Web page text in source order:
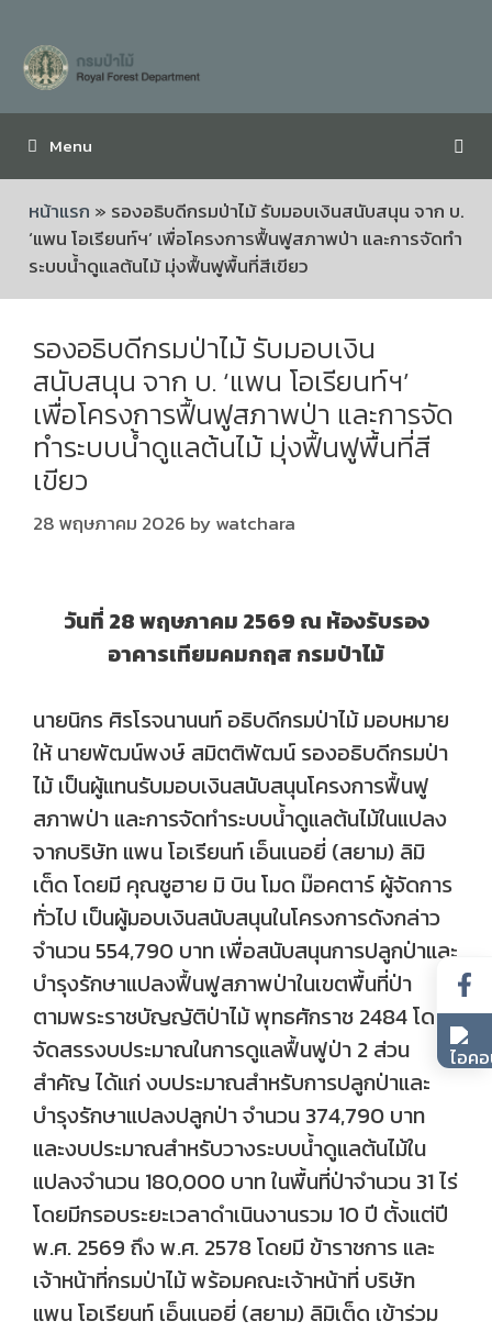
Menu
หน้าแรก » รองอธิบดีกรมป่าไม้ รับมอบเงินสนับสนุน จาก บ.
‘แพน โอเรียนท์ฯ’ เพื่อโครงการฟื้นฟูสภาพป่า และการจัดทำ
ระบบน้ำดูแลต้นไม้ มุ่งฟื้นฟูพื้นที่สีเขียว
รองอธิบดีกรมป่าไม้ รับมอบเงิน
สนับสนุน จาก บ. ‘แพน โอเรียนท์ฯ’
เพื่อโครงการฟื้นฟูสภาพป่า และการจัด
ทำระบบน้ำดูแลต้นไม้ มุ่งฟื้นฟูพื้นที่สี
เขียว
28 พฤษภาคม 2026 bywatchara
วันที่ 28 พฤษภาคม 2569 ณ ห้องรับรอง
อาคารเทียมคมกฤส กรมป่าไม้
นายนิกร ศิรโรจนานนท์ อธิบดีกรมป่าไม้ มอบหมาย
ให้ นายพัฒน์พงษ์ สมิตติพัฒน์ รองอธิบดีกรมป่า
ไม้ เป็นผู้แทนรับมอบเงินสนับสนุนโครงการฟื้นฟู
สภาพป่า และการจัดทำระบบน้ำดูแลต้นไม้ในแปลง
จากบริษัท แพน โอเรียนท์ เอ็นเนอยี่ (สยาม) ลิมิ
เต็ด โดยมี คุณชูฮาย มิ บิน โมด ม๊อคตาร์ ผู้จัดการ
ทั่วไป เป็นผู้มอบเงินสนับสนุนในโครงการดังกล่าว
จำนวน 554,790 บาท เพื่อสนับสนุนการปลูกป่าและ
บำรุงรักษาแปลงฟื้นฟูสภาพป่าในเขตพื้นที่ป่า
ตามพระราชบัญญัติป่าไม้ พุทธศักราช 2484 โดย
จัดสรรงบประมาณในการดูแลฟื้นฟูป่า 2 ส่วน
สำคัญ ได้แก่ งบประมาณสำหรับการปลูกป่าและ
บำรุงรักษาแปลงปลูกป่า จำนวน 374,790 บาท
และงบประมาณสำหรับวางระบบน้ำดูแลต้นไม้ใน
แปลงจำนวน 180,000 บาท ในพื้นที่ป่าจำนวน 31 ไร่
โดยมีกรอบระยะเวลาดำเนินงานรวม 10 ปี ตั้งแต่ปี
พ.ศ. 2569 ถึง พ.ศ. 2578 โดยมี ข้าราชการ และ
เจ้าหน้าที่กรมป่าไม้ พร้อมคณะเจ้าหน้าที่ บริษัท
แพน โอเรียนท์ เอ็นเนอยี่ (สยาม) ลิมิเต็ด เข้าร่วม